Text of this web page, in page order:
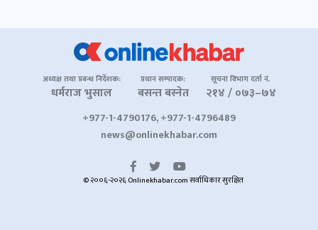
अध्यक्ष तथा प्रबन्ध निर्देशक:
धर्मराज भुसाल
प्रधान सम्पादक:
बसन्त बस्नेत
सूचना विभाग दर्ता नं.
२१४ / ०७३–७४
+977-1-4790176, +977-1-4796489
news@onlinekhabar.com
© २००६-२०२६ Onlinekhabar.com सर्वाधिकार सुरक्षित